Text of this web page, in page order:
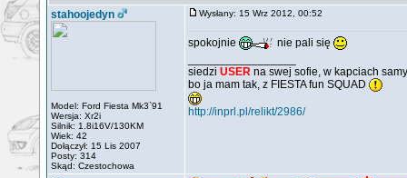
stahoojedyn
Model: Ford Fiesta Mk3`91
Wersja: Xr2i
Silnik: 1.8i16V/130KM
Wiek: 42
Dołączył: 15 Lis 2007
Posty: 314
Skąd: Czestochowa
Wysłany: 15 Wrz 2012, 00:52
spokojnie
nie pali się
siedzi USER na swej sofie, w kapciach
bo ja mam tak, z FIESTA fun SQUAD
http://inprl.pl/relikt/2986/